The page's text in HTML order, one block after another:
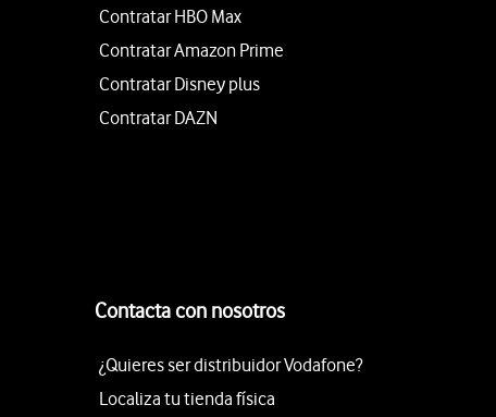
Contratar HBO Max
Contratar Amazon Prime
Contratar Disney plus
Contratar DAZN
Contacta con nosotros
¿Quieres ser distribuidor Vodafone?
Localiza tu tienda física